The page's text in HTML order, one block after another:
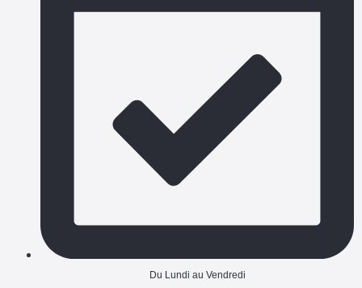
Du Lundi au Vendredi